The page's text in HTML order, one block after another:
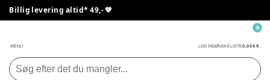
Billig levering altid* 49,- 💙
MENU LOG INDØNSKELISTE0,00 KR.
0